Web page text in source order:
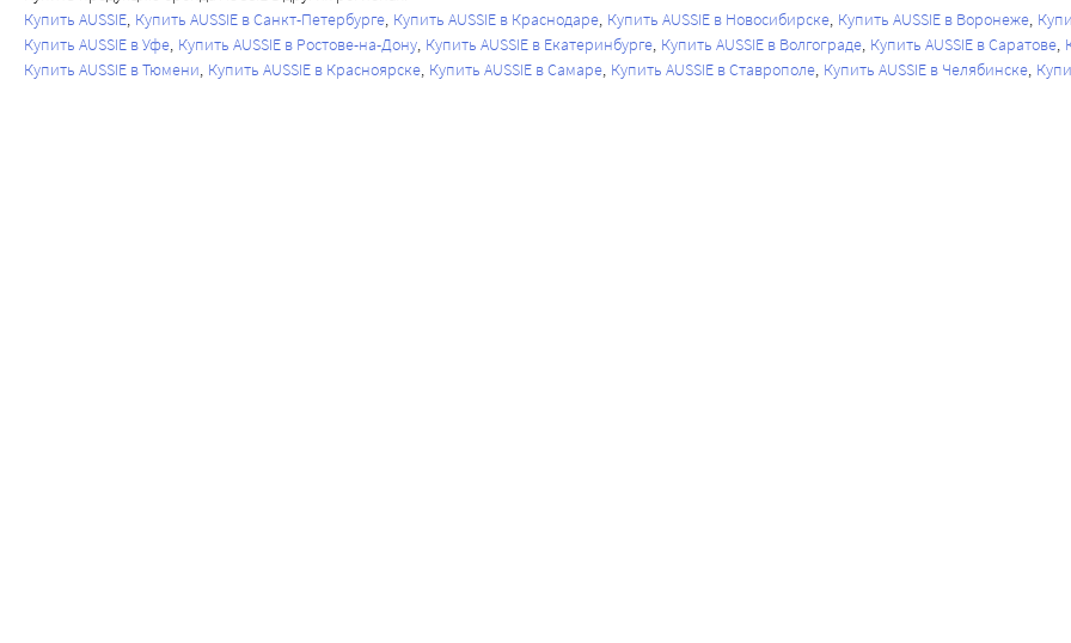
Купить AUSSIE Купить AUSSIE в Санкт-Петербурге Купить AUSSIE в Краснодаре Купить AUSSIE в Новосибирске Купить AUSSIE в Воронеже
Купить AUSSIE в Уфе Купить AUSSIE в Ростове-на-Дону Купить AUSSIE в Екатеринбурге Купить AUSSIE в Волгограде Купить AUSSIE в Саратове
Купить AUSSIE в Тюмени Купить AUSSIE в Красноярске Купить AUSSIE в Самаре Купить AUSSIE в Ставрополе Купить AUSSIE в Челябинске